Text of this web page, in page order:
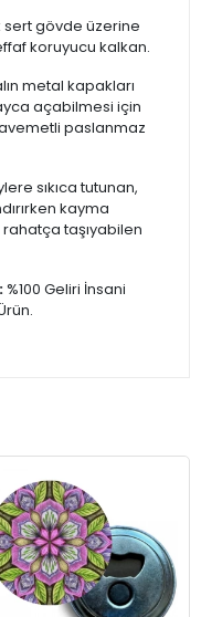
gövde üzerine
koruyucu kalkan.
metal kapakları
açabilmesi için
paslanmaz
sıkıca tutunan,
kayma
rahatça taşıyabilen
%100 Geliri İnsani